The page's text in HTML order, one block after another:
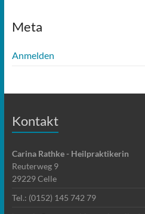
Meta
Anmelden
Kontakt
Carina Rathke - Heilpraktikerin
Reuterweg 9
29229 Celle
Tel.: (0152) 145 742 79